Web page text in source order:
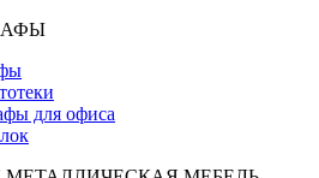
для офиса